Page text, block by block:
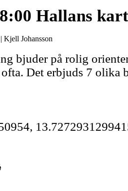
Hallans
Kjell Johansson
bjuder på rolig
Det erbjuds 7 olika